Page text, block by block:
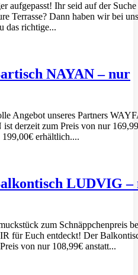
aufgepasst! Ihr seid auf der Suche
Terrasse? Dann haben wir bei
das richtige...
NAYAN – nur
Angebot unseres Partners
derzeit zum Preis von nur
erhältlich....
LUDVIG –
zum Schnäppchenpreis
für Euch entdeckt! Der
von nur 108,99€ anstatt...